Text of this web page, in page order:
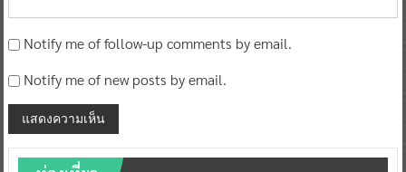
Notify me of follow-up comments by email.
Notify me of new posts by email.